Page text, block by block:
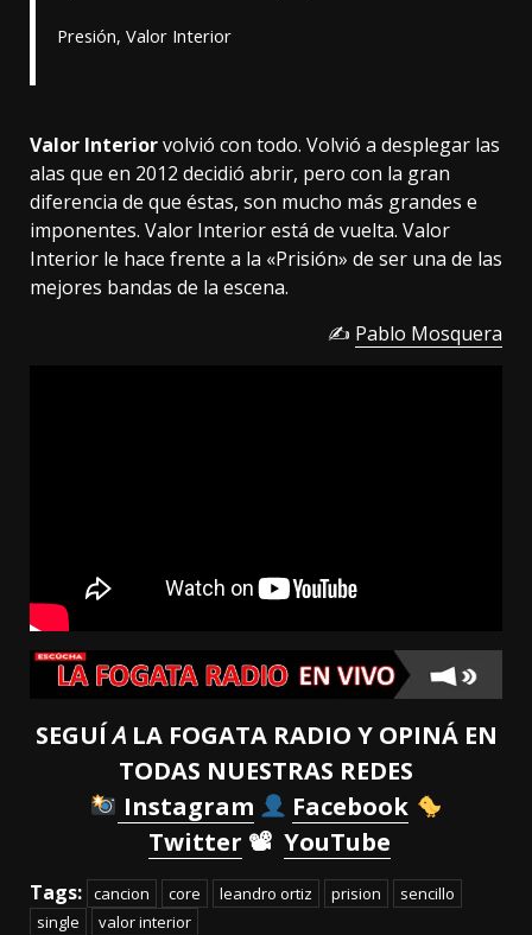
Presión, Valor Interior
Valor Interiorvolvió con todo. Volvió a desplegar las
alas que en 2012 decidió abrir, pero con la gran
diferencia de que éstas, son mucho más grandes e
imponentes. Valor Interior está de vuelta. Valor
Interior le hace frente a la «Prisión» de ser una de las
mejores bandas de la escena.
✍ Pablo Mosquera
SEGUÍA LA FOGATA RADIO Y OPINÁ EN
TODAS NUESTRAS REDES
Instagram
Facebook
Twitter 📽 YouTube
Tags: cancion core leandro ortiz prision
sencillo
single
valor interior